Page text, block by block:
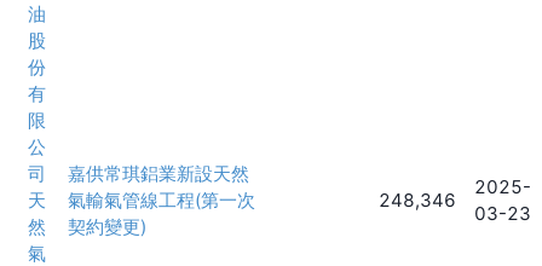
油
股
份
有
限
公
司
天
然
氣
嘉供常琪鋁業新設天然
氣輸氣管線工程(第一次
契約變更)
248,346
2025-
03-23